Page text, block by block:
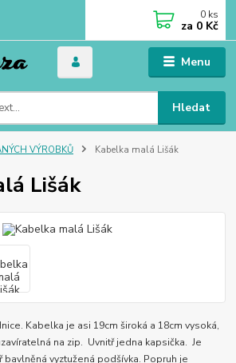
Menu
Hledat
0 ks
za 0 Kč
VÝROBKŮ Kabelka malá Lišák
Lišák
Kabelka je asi 19cm široká a 18cm vysoká,
na zip. Uvnitř jedna kapsička. Je
bavlněná vyztužená podšívka. Popruh je